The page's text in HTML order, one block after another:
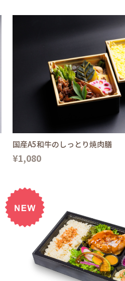
国産A5和牛のしっとり焼肉膳
¥1,080